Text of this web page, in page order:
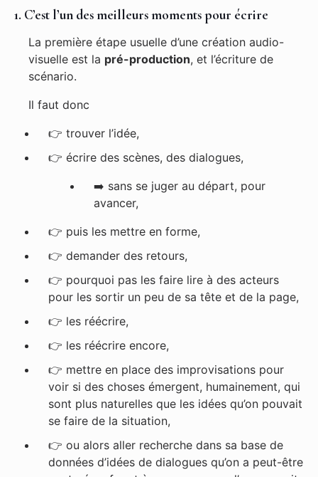
1. C’est l’un des meilleurs moments pour écrire
La première étape usuelle d’une création audio-
visuelle est la pré-production, et l’écriture de
scénario.
Il faut donc
👉 trouver l’idée,
👉 écrire des scènes, des dialogues,
➡️ sans se juger au départ, pour
avancer,
👉 puis les mettre en forme,
👉 demander des retours,
👉 pourquoi pas les faire lire à des acteurs
pour les sortir un peu de sa tête et de la page,
👉 les réécrire,
👉 les réécrire encore,
👉 mettre en place des improvisations pour
voir si des choses émergent, humainement, qui
sont plus naturelles que les idées qu’on pouvait
se faire de la situation,
👉 ou alors aller recherche dans sa base de
données d’idées de dialogues qu’on a peut-être